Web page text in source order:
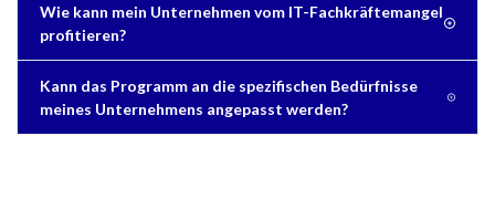
Wie kann mein Unternehmen vom IT-Fachkräftemangel
profitieren?
Kann das Programm an die spezifischen Bedürfnisse
meines Unternehmens angepasst werden?